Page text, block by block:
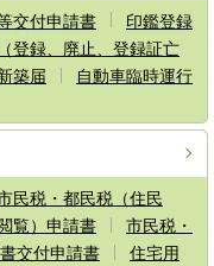
交付申請書
印鑑登録
登録、廃止、登録証亡
築届
自動車臨時運行
民税・都民税（住民
覧）申請書
市民税・
交付申請書
住宅用